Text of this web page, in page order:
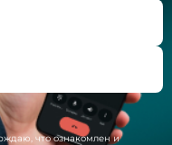
что ознакомлен и